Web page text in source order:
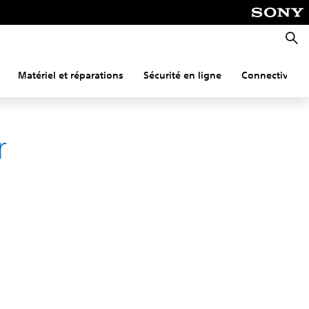
Matériel et réparations Sécurité en ligne Connectivité